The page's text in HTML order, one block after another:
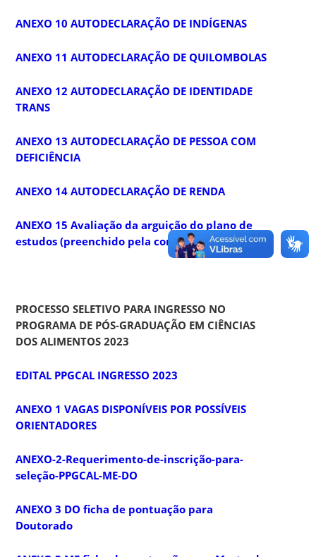
ANEXO 10 AUTODECLARAÇÃO DE INDÍGENAS
ANEXO 11 AUTODECLARAÇÃO DE QUILOMBOLAS
ANEXO 12 AUTODECLARAÇÃO DE IDENTIDADE
TRANS
ANEXO 13 AUTODECLARAÇÃO DE PESSOA COM
DEFICIÊNCIA
ANEXO 14 AUTODECLARAÇÃO DE RENDA
ANEXO 15 Avaliação da arguição do plano de
estudos (preenchido pela comissão de seleção)
PROCESSO SELETIVO PARA INGRESSO NO
PROGRAMA DE PÓS-GRADUAÇÃO EM CIÊNCIAS
DOS ALIMENTOS 2023
EDITAL PPGCAL INGRESSO 2023
ANEXO 1 VAGAS DISPONÍVEIS POR POSSÍVEIS
ORIENTADORES
ANEXO-2-Requerimento-de-inscrição-para-
seleção-PPGCAL-ME-DO
ANEXO 3 DO ficha de pontuação para
Doutorado